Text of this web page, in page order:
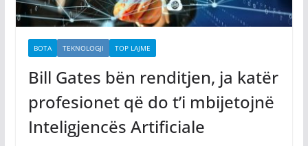
BOTA TEKNOLOGJI TOP LAJME
Bill Gates bën renditjen, ja katër
profesionet që do t’i mbijetojnë
Inteligjencës Artificiale